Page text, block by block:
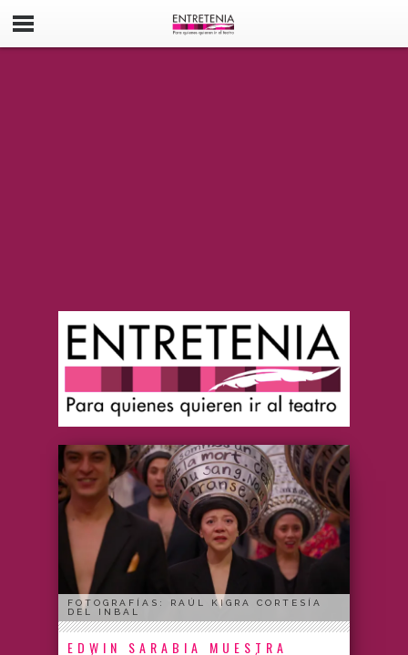
FOTOGRAFÍAS: RAÚL KIGRA CORTESÍA
DEL INBAL
EDWIN SARABIA MUESTRA